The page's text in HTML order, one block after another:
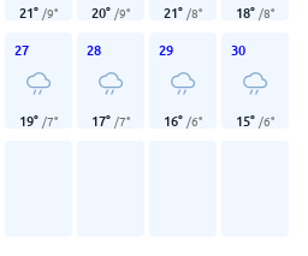
21° /9° 20° /9° 21° /8° 18° /8°
27
19° /7°
28
17° /7°
29
16° /6°
30
15° /6°